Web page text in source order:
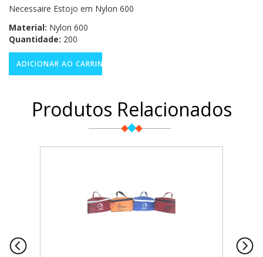
Necessaire Estojo em Nylon 600
Material: Nylon 600
Quantidade: 200
Produtos Relacionados